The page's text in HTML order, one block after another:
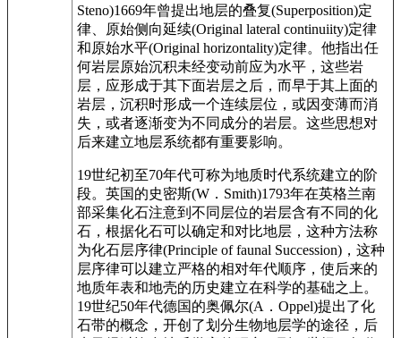
Steno)1669年曾提出地层的叠复(Superposition)定
律、原始侧向延续(Original lateral continuiity)定律
和原始水平(Original horizontality)定律。他指出任
何岩层原始沉积未经变动前应为水平，这些岩
层，应形成于其下面岩层之后，而早于其上面的
岩层，沉积时形成一个连续层位，或因变薄而消
失，或者逐渐变为不同成分的岩层。这些思想对
后来建立地层系统都有重要影响。
19世纪初至70年代可称为地质时代系统建立的阶
段。英国的史密斯(W．Smith)1793年在英格兰南
部采集化石注意到不同层位的岩层含有不同的化
石，根据化石可以确定和对比地层，这种方法称
为化石层序律(Principle of faunal Succession)，这种
层序律可以建立严格的相对年代顺序，使后来的
地质年表和地壳的历史建立在科学的基础之上。
19世纪50年代德国的奥佩尔(A．Oppel)提出了化
石带的概念，开创了划分生物地层学的途径，后